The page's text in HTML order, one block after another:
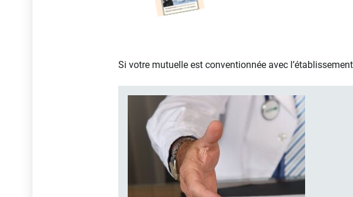
Si votre mutuelle est conventionnée avec